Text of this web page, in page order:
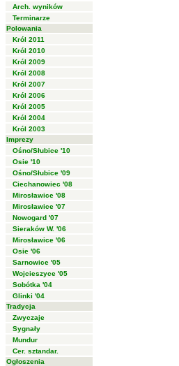
Arch. wyników
Terminarze
Polowania
Król 2011
Król 2010
Król 2009
Król 2008
Król 2007
Król 2006
Król 2005
Król 2004
Król 2003
Imprezy
Ośno/Słubice '10
Osie '10
Ośno/Słubice '09
Ciechanowiec '08
Mirosławice '08
Mirosławice '07
Nowogard '07
Sieraków W. '06
Mirosławice '06
Osie '06
Sarnowice '05
Wojcieszyce '05
Sobótka '04
Glinki '04
Tradycja
Zwyczaje
Sygnały
Mundur
Cer. sztandar.
Ogłoszenia